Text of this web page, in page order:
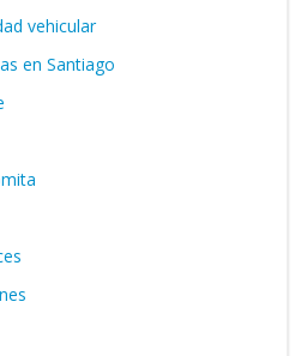
vehicular
en Santiago